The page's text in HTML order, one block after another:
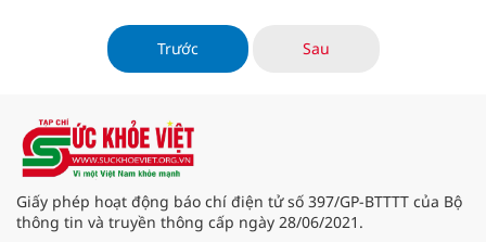
hàng nghìn cán bộ nhân viên
Mailisa và đông đảo thân hữu đã
cùng hiện diện, hòa mình vào bầu
Vinamilk.
Trước
Sau
Giấy phép hoạt động báo chí điện tử số 397/GP-BTTTT của Bộ
thông tin và truyền thông cấp ngày 28/06/2021.